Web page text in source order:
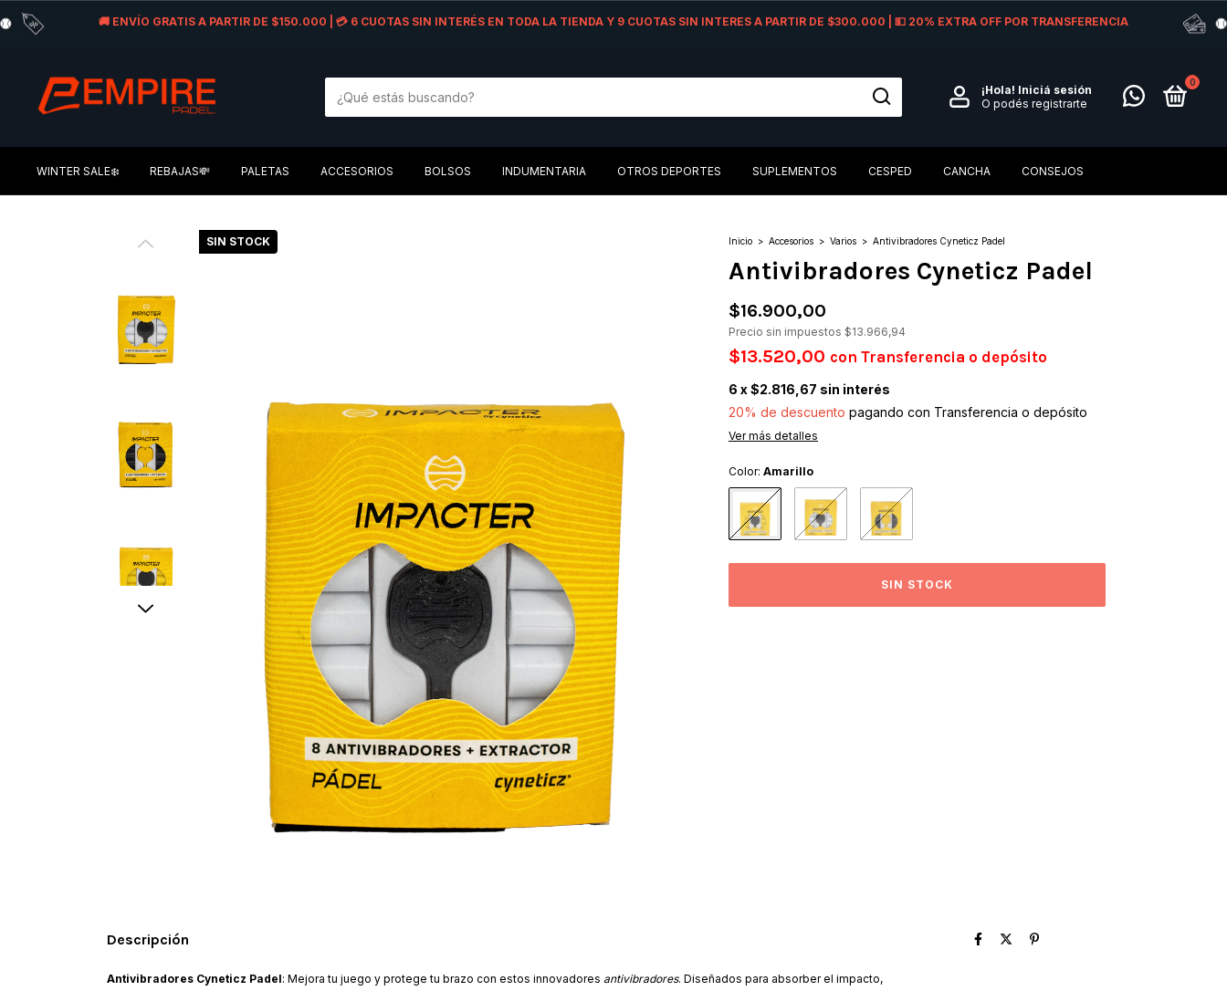
🚚 ENVÍO GRATIS A PARTIR DE $150.000 | 💳 6 CUOTAS SIN INTERÉS EN TODA LA TIENDA Y 9 CUOTAS SIN INTERES A PARTIR DE $300.000 | 💵 20% EXTRA OFF POR TRANSFERENCIA
¡Hola! Iniciá sesión
O podés registrarte
0
WINTER SALE❄️ REBAJAS💸 PALETAS ACCESORIOS BOLSOS INDUMENTARIA OTROS DEPORTES SUPLEMENTOS CESPED CANCHA CONSEJOS
SIN STOCK Inicio > Accesorios > Varios > Antivibradores Cyneticz Padel
Antivibradores Cyneticz Padel
$16.900,00
Precio sin impuestos $13.966,94
$13.520,00 con Transferencia o depósito
6 x$2.816,67 sin interés
20% de descuento pagando con Transferencia o depósito
Ver más detalles
Color: Amarillo
Descripción
Antivibradores Cyneticz Padel: Mejora tu juego y protege tu brazo con estos innovadores antivibradores. Diseñados para absorber el impacto,